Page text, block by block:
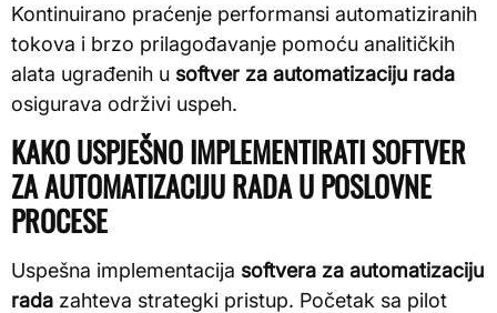
Kontinuirano praćenje performansi automatiziranih
tokova i brzo prilagođavanje pomoću analitičkih
alata ugrađenih u softver za automatizaciju rada
osigurava održivi uspeh.
KAKO USPJEŠNO IMPLEMENTIRATI SOFTVER
ZA AUTOMATIZACIJU RADA U POSLOVNE
PROCESE
Uspešna implementacija softvera za automatizaciju
rada zahteva strategki pristup. Početak sa pilot